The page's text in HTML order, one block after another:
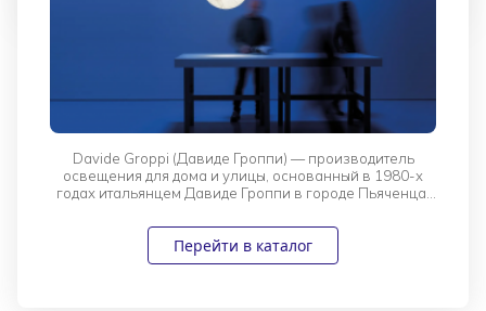
Davide Groppi (Давиде Гроппи) — производитель
освещения для дома и улицы, основанный в 1980-х
годах итальянцем Давиде Гроппи в городе Пьяченца.
мастерской до всемирно известного и успешного
бренда.
Предметы освещения Davide Groppi обладают
Перейти в каталог